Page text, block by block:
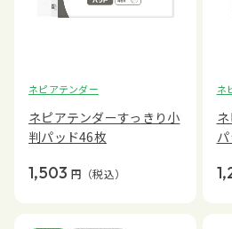
ネピアテンダー
ネピアテンダーすっきり小
判パッド46枚
1,503 円 （税込）
ネ